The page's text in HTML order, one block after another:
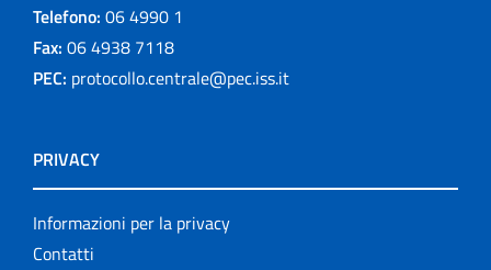
Telefono: 06 4990 1
Fax: 06 4938 7118
PEC: protocollo.centrale@pec.iss.it
PRIVACY
Informazioni per la privacy
Contatti